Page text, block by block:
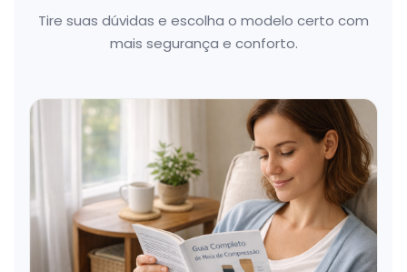
Tire suas dúvidas e escolha o modelo certo com
mais segurança e conforto.